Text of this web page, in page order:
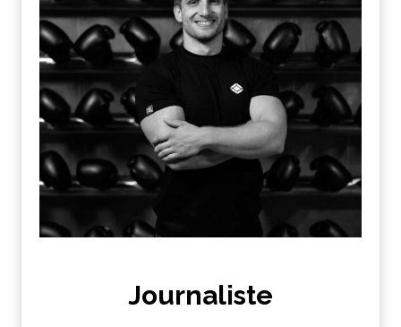
Journaliste